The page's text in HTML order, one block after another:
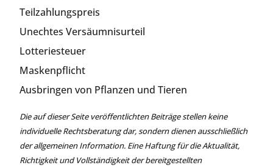
Teilzahlungspreis
Unechtes Versäumnisurteil
Lotteriesteuer
Maskenpflicht
Ausbringen von Pflanzen und Tieren
Die auf dieser Seite veröffentlichten Beiträge stellen keine
individuelle Rechtsberatung dar, sondern dienen ausschließlich
der allgemeinen Information. Eine Haftung für die Aktualität,
Richtigkeit und Vollständigkeit der bereitgestellten